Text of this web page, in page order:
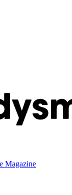
Magazine